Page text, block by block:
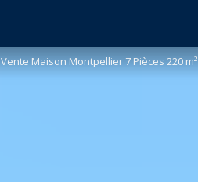
Vente Maison Montpellier 7 Pièces 220 m²